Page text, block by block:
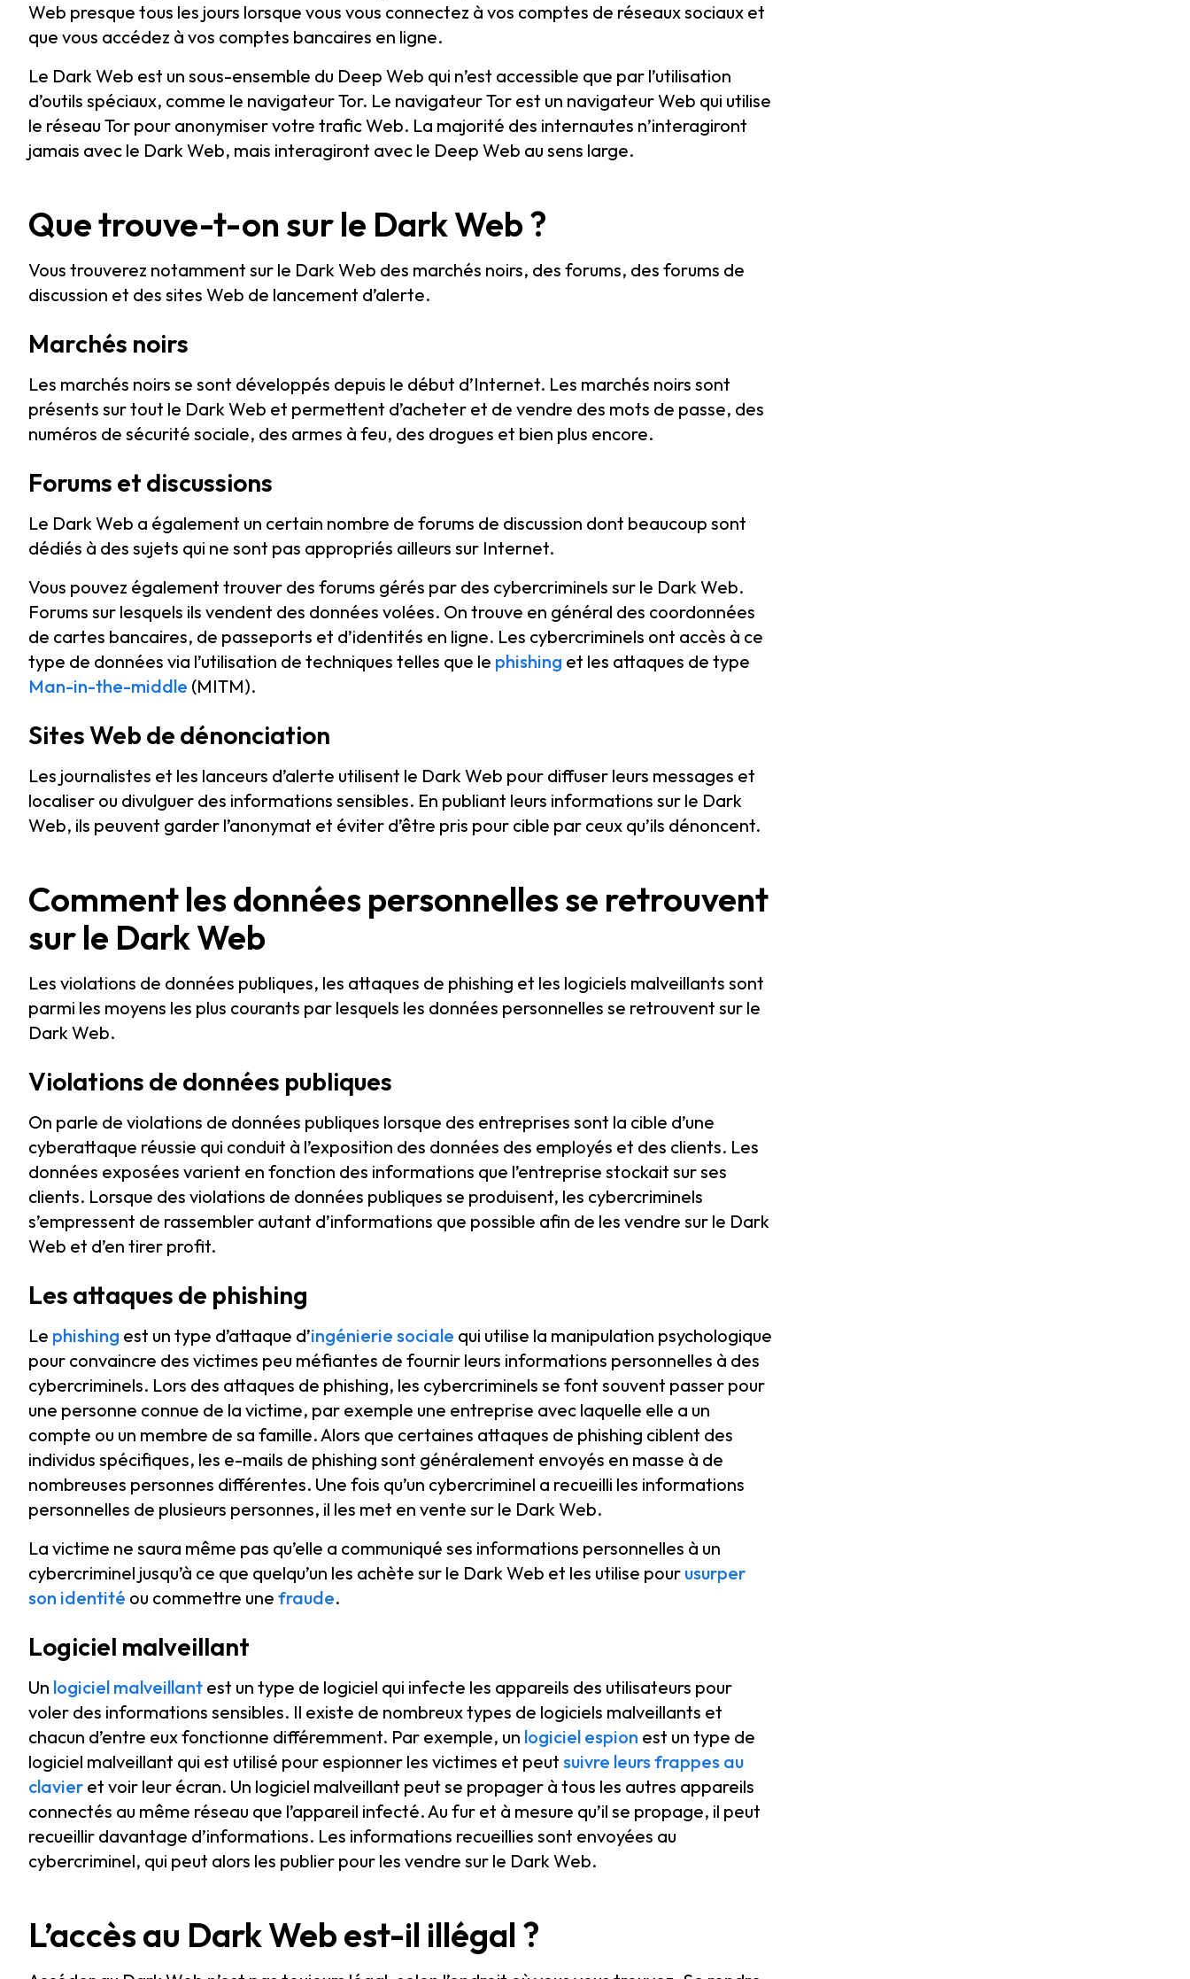
Web presque tous les jours lorsque vous vous connectez à vos comptes de réseaux sociaux et
que vous accédez à vos comptes bancaires en ligne.
Le Dark Web est un sous-ensemble du Deep Web qui n’est accessible que par l’utilisation
d’outils spéciaux, comme le navigateur Tor. Le navigateur Tor est un navigateur Web qui utilise
le réseau Tor pour anonymiser votre trafic Web. La majorité des internautes n’interagiront
jamais avec le Dark Web, mais interagiront avec le Deep Web au sens large.
Que trouve-t-on sur le Dark Web ?
Vous trouverez notamment sur le Dark Web des marchés noirs, des forums, des forums de
discussion et des sites Web de lancement d’alerte.
Marchés noirs
Les marchés noirs se sont développés depuis le début d’Internet. Les marchés noirs sont
présents sur tout le Dark Web et permettent d’acheter et de vendre des mots de passe, des
numéros de sécurité sociale, des armes à feu, des drogues et bien plus encore.
Forums et discussions
Le Dark Web a également un certain nombre de forums de discussion dont beaucoup sont
dédiés à des sujets qui ne sont pas appropriés ailleurs sur Internet.
Vous pouvez également trouver des forums gérés par des cybercriminels sur le Dark Web.
Forums sur lesquels ils vendent des données volées. On trouve en général des coordonnées
de cartes bancaires, de passeports et d’identités en ligne. Les cybercriminels ont accès à ce
type de données via l’utilisation de techniques telles que le phishing et les attaques de type
Man-in-the-middle (MITM).
Sites Web de dénonciation
Les journalistes et les lanceurs d’alerte utilisent le Dark Web pour diffuser leurs messages et
localiser ou divulguer des informations sensibles. En publiant leurs informations sur le Dark
Web, ils peuvent garder l’anonymat et éviter d’être pris pour cible par ceux qu’ils dénoncent.
Comment les données personnelles se retrouvent
sur le Dark Web
Les violations de données publiques, les attaques de phishing et les logiciels malveillants sont
parmi les moyens les plus courants par lesquels les données personnelles se retrouvent sur le
Dark Web.
Violations de données publiques
On parle de violations de données publiques lorsque des entreprises sont la cible d’une
cyberattaque réussie qui conduit à l’exposition des données des employés et des clients. Les
données exposées varient en fonction des informations que l’entreprise stockait sur ses
clients. Lorsque des violations de données publiques se produisent, les cybercriminels
s’empressent de rassembler autant d’informations que possible afin de les vendre sur le Dark
Web et d’en tirer profit.
Les attaques de phishing
Le phishing est un type d’attaque d’ingénierie sociale qui utilise la manipulation psychologique
pour convaincre des victimes peu méfiantes de fournir leurs informations personnelles à des
cybercriminels. Lors des attaques de phishing, les cybercriminels se font souvent passer pour
une personne connue de la victime, par exemple une entreprise avec laquelle elle a un
compte ou un membre de sa famille. Alors que certaines attaques de phishing ciblent des
individus spécifiques, les e-mails de phishing sont généralement envoyés en masse à de
nombreuses personnes différentes. Une fois qu’un cybercriminel a recueilli les informations
personnelles de plusieurs personnes, il les met en vente sur le Dark Web.
La victime ne saura même pas qu’elle a communiqué ses informations personnelles à un
cybercriminel jusqu’à ce que quelqu’un les achète sur le Dark Web et les utilise pour usurper
son identité ou commettre une fraude.
Logiciel malveillant
Un logiciel malveillant est un type de logiciel qui infecte les appareils des utilisateurs pour
voler des informations sensibles. Il existe de nombreux types de logiciels malveillants et
chacun d’entre eux fonctionne différemment. Par exemple, un logiciel espion est un type de
logiciel malveillant qui est utilisé pour espionner les victimes et peut suivre leurs frappes au
clavier et voir leur écran. Un logiciel malveillant peut se propager à tous les autres appareils
connectés au même réseau que l’appareil infecté. Au fur et à mesure qu’il se propage, il peut
recueillir davantage d’informations. Les informations recueillies sont envoyées au
cybercriminel, qui peut alors les publier pour les vendre sur le Dark Web.
L’accès au Dark Web est-il illégal ?